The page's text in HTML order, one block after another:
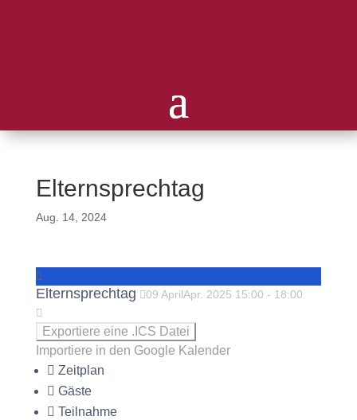
Elternsprechtag
Aug. 14, 2024
Elternsprechtag 09 AprilApr. 2025 15:00 - 18:00
Exportiere eine .ICS Datei
Importiere in den Google Kalender
Zeitplan
Gäste
Teilnahme